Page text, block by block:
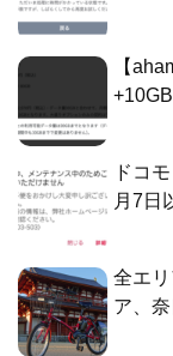
【
ドコ
月7日
全エ
ア、